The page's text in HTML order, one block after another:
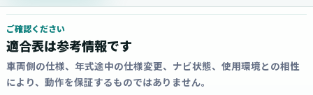
ご確認ください
適合表は参考情報です
車両側の仕様、年式途中の仕様変更、ナビ状態、使用環境との相性
により、動作を保証するものではありません。